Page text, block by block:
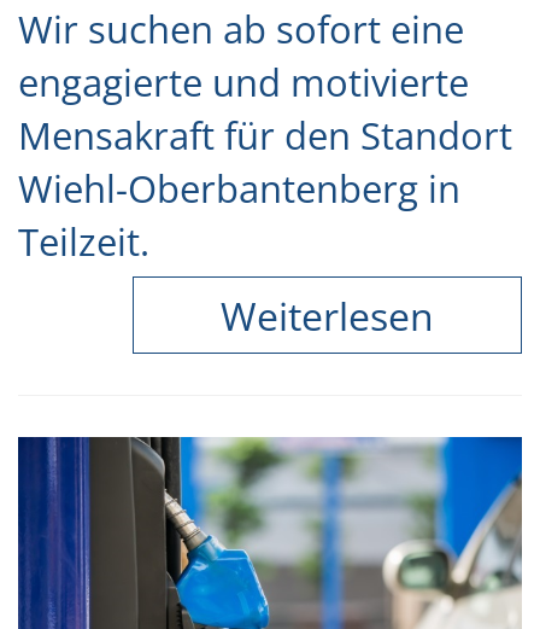
Wir suchen ab sofort eine
engagierte und motivierte
Mensakraft für den Standort
Wiehl-Oberbantenberg in
Teilzeit.
Weiterlesen